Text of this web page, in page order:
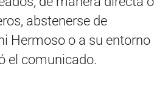
abstenerse de
Hermoso o a su entorno
el comunicado.